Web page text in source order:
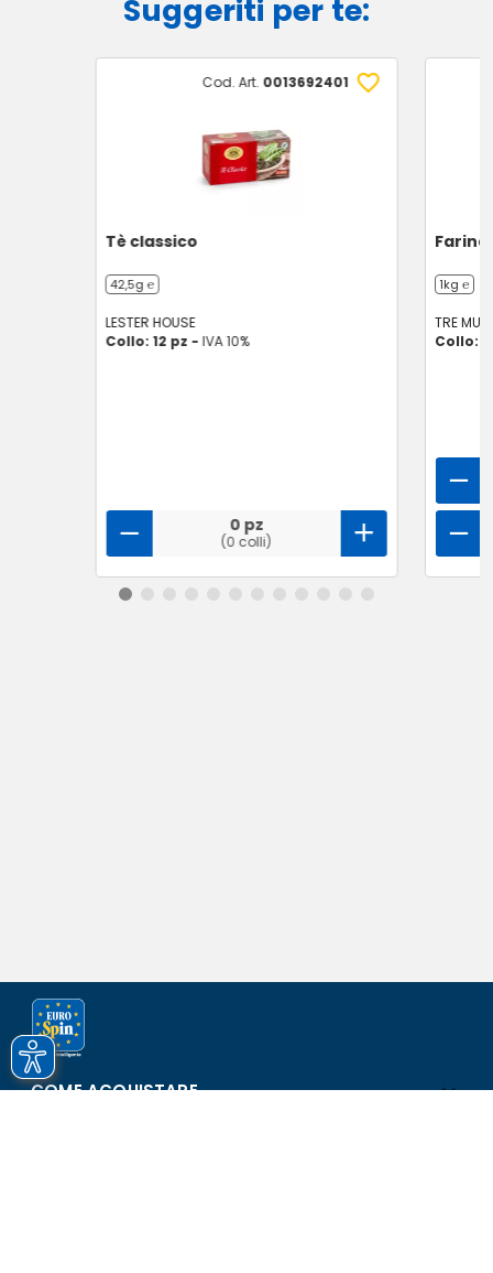
Suggeriti per te:
Cod. Art. 0013692401
Tè classico
42,5g ℮
LESTER HOUSE
Collo: 12 pz - IVA 10%
0 pz
(0 colli)
1kg ℮
TRE
Collo:
COME ACQUISTARE